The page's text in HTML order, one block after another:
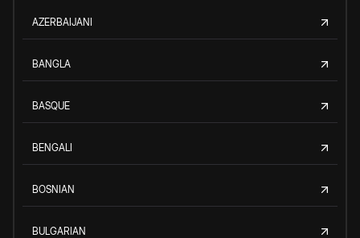
AZERBAIJANI
BANGLA
BASQUE
BENGALI
BOSNIAN
BULGARIAN